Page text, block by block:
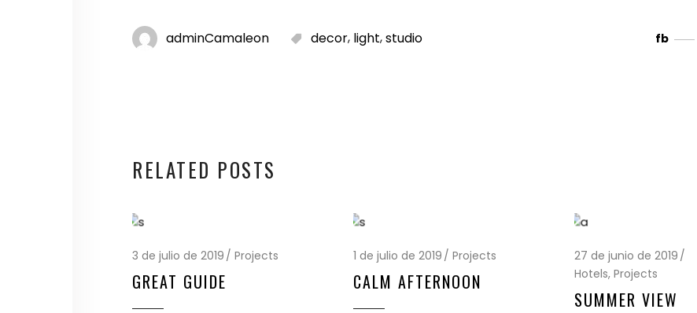
adminCamaleon decor, light,studio fb
RELATED POSTS
3 de julio de 2019 Projects
GREAT GUIDE
1 de julio de 2019 Projects
CALM AFTERNOON
27 de junio de 2019
Hotels, Projects
SUMMER VIEW